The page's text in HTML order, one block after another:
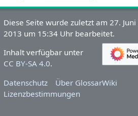
Diese Seite wurde zuletzt am 27. Juni
2013 um 15:34 Uhr bearbeitet.
Inhalt verfügbar unter
CC BY-SA 4.0.
Datenschutz
Über GlossarWiki
Lizenzbestimmungen